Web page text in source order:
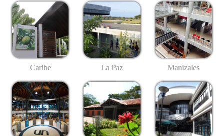
Caribe La Paz Manizales